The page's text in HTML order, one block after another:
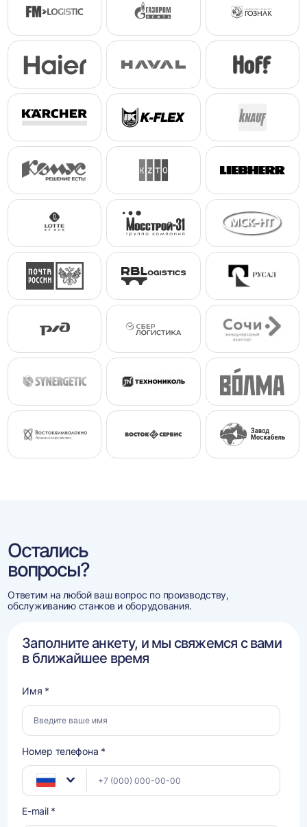
Остались
вопросы?
Ответим на любой ваш вопрос по производству,
обслуживанию станков и оборудования.
Заполните анкету, и мы свяжемся с вами
в ближайшее время
Имя *
Номер телефона *
E-mail *